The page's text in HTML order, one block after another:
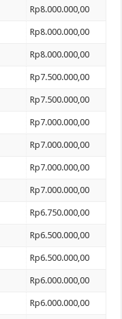
Rp8.000.000,00
Rp8.000.000,00
Rp8.000.000,00
Rp7.500.000,00
Rp7.500.000,00
Rp7.000.000,00
Rp7.000.000,00
Rp7.000.000,00
Rp7.000.000,00
Rp6.750.000,00
Rp6.500.000,00
Rp6.500.000,00
Rp6.000.000,00
Rp6.000.000,00